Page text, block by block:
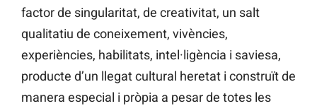
factor de singularitat, de creativitat, un salt
qualitatiu de coneixement, vivències,
experiències, habilitats, intel·ligència i saviesa,
producte d’un llegat cultural heretat i construït de
manera especial i pròpia a pesar de totes les